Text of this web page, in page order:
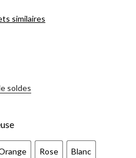
similaires
soldes
Rose Blanc